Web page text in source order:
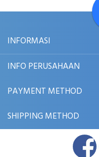
INFORMASI
INFO PERUSAHAAN
PAYMENT METHOD
SHIPPING METHOD